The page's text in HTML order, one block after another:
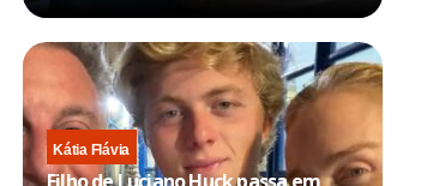
Kátia Flávia